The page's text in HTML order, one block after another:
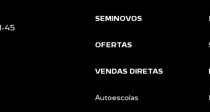
45
SEMINOVOS
OFERTAS
VENDAS DIRETAS
Autoescolas